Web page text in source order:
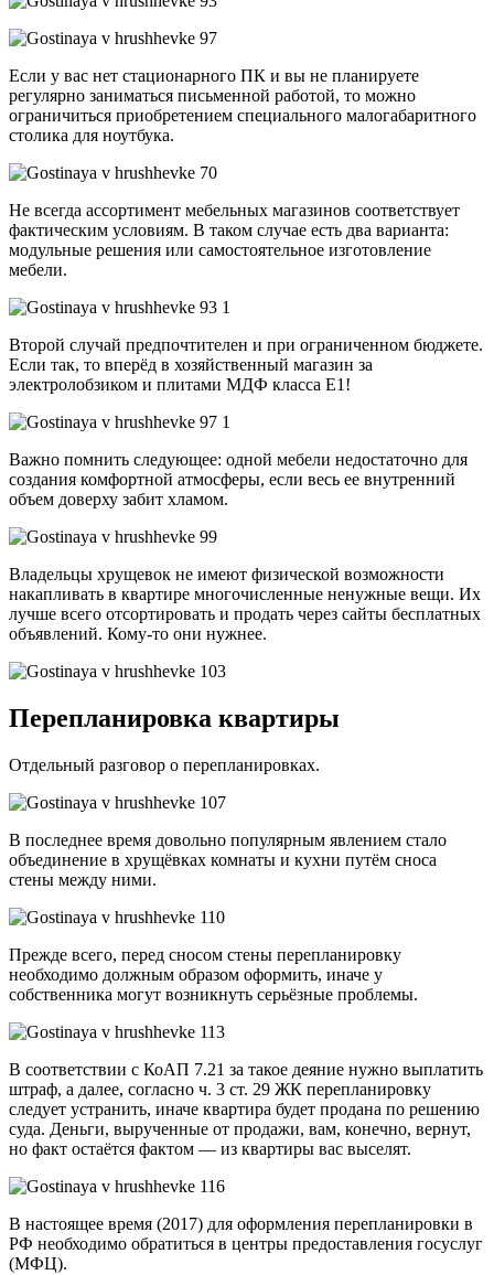
Если у вас нет стационарного ПК и вы не планируете
регулярно заниматься письменной работой, то можно
ограничиться приобретением специального малогабаритного
столика для ноутбука.
Не всегда ассортимент мебельных магазинов соответствует
фактическим условиям. В таком случае есть два варианта:
модульные решения или самостоятельное изготовление
мебели.
Второй случай предпочтителен и при ограниченном бюджете.
Если так, то вперёд в хозяйственный магазин за
электролобзиком и плитами МДФ класса E1!
Важно помнить следующее: одной мебели недостаточно для
создания комфортной атмосферы, если весь ее внутренний
объем доверху забит хламом.
Владельцы хрущевок не имеют физической возможности
накапливать в квартире многочисленные ненужные вещи. Их
лучше всего отсортировать и продать через сайты бесплатных
объявлений. Кому-то они нужнее.
Перепланировка квартиры
Отдельный разговор о перепланировках.
В последнее время довольно популярным явлением стало
объединение в хрущёвках комнаты и кухни путём сноса
стены между ними.
Прежде всего, перед сносом стены перепланировку
необходимо должным образом оформить, иначе у
собственника могут возникнуть серьёзные проблемы.
В соответствии с КоАП 7.21 за такое деяние нужно выплатить
штраф, а далее, согласно ч. 3 ст. 29 ЖК перепланировку
следует устранить, иначе квартира будет продана по решению
суда. Деньги, вырученные от продажи, вам, конечно, вернут,
но факт остаётся фактом — из квартиры вас выселят.
В настоящее время (2017) для оформления перепланировки в
РФ необходимо обратиться в центры предоставления госуслуг
(МФЦ).